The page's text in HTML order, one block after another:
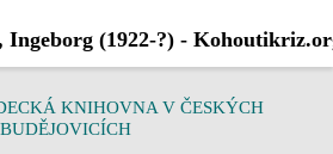
KNIHOVNA V ČESKÝCH
BUDĚJOVICÍCH
Ingeborg (1922-?) -